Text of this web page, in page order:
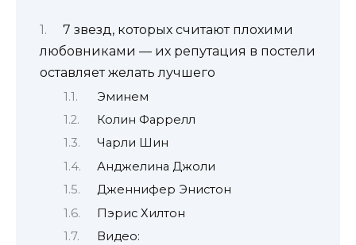
7 звезд, которых считают плохими
любовниками — их репутация в постели
оставляет желать лучшего
Эминем
Колин Фаррелл
Чарли Шин
Анджелина Джоли
Дженнифер Энистон
Пэрис Хилтон
Видео: